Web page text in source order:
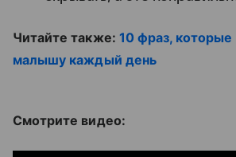
Читайте также: 10 фраз, которые
малышу каждый день
Смотрите видео: